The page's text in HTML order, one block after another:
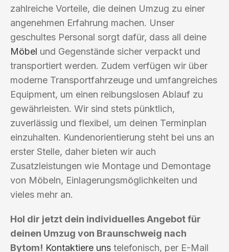
zahlreiche Vorteile, die deinen Umzug zu einer
angenehmen Erfahrung machen. Unser
geschultes Personal sorgt dafür, dass all deine
Möbel und Gegenstände sicher verpackt und
transportiert werden. Zudem verfügen wir über
moderne Transportfahrzeuge und umfangreiches
Equipment, um einen reibungslosen Ablauf zu
gewährleisten. Wir sind stets pünktlich,
zuverlässig und flexibel, um deinen Terminplan
einzuhalten. Kundenorientierung steht bei uns an
erster Stelle, daher bieten wir auch
Zusatzleistungen wie Montage und Demontage
von Möbeln, Einlagerungsmöglichkeiten und
vieles mehr an.
Hol dir jetzt dein individuelles Angebot für
deinen Umzug von Braunschweig nach
Bytom! Kontaktiere uns telefonisch, per E-Mail